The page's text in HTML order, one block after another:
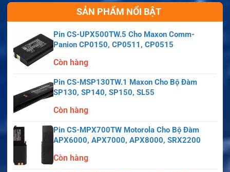
SẢN PHẨM NỔI BẬT
Pin CS-UPX500TW.5 Cho Maxon Comm-
Panion CP0150, CP0511, CP0515
Còn hàng
Pin CS-MSP130TW.1 Maxon Cho Bộ Đàm
SP130, SP140, SP150, SL55
Còn hàng
Pin CS-MPX700TW Motorola Cho Bộ Đàm
APX6000, APX7000, APX8000, SRX2200
Còn hàng